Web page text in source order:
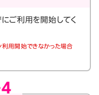
ご利用を開始してく
用開始できなかった場合